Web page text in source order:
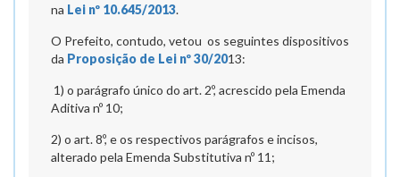
na Lei nº 10.645/2013.
O Prefeito, contudo, vetou os seguintes dispositivos
da Proposição de Lei nº 30/2013:
1) o parágrafo único do art. 2º, acrescido pela Emenda
Aditiva nº 10;
2) o art. 8º, e os respectivos parágrafos e incisos,
alterado pela Emenda Substitutiva nº 11;